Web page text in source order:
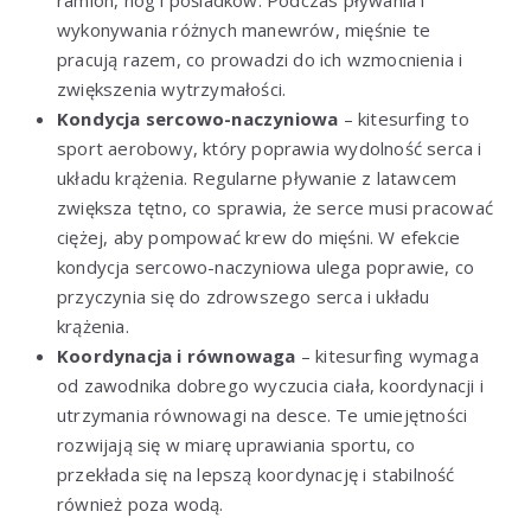
wykonywania różnych manewrów, mięśnie te
pracują razem, co prowadzi do ich wzmocnienia i
zwiększenia wytrzymałości.
Kondycja sercowo-naczyniowa – kitesurfing to
sport aerobowy, który poprawia wydolność serca i
układu krążenia. Regularne pływanie z latawcem
zwiększa tętno, co sprawia, że serce musi pracować
ciężej, aby pompować krew do mięśni. W efekcie
kondycja sercowo-naczyniowa ulega poprawie, co
przyczynia się do zdrowszego serca i układu
krążenia.
Koordynacja i równowaga – kitesurfing wymaga
od zawodnika dobrego wyczucia ciała, koordynacji i
utrzymania równowagi na desce. Te umiejętności
rozwijają się w miarę uprawiania sportu, co
przekłada się na lepszą koordynację i stabilność
również poza wodą.